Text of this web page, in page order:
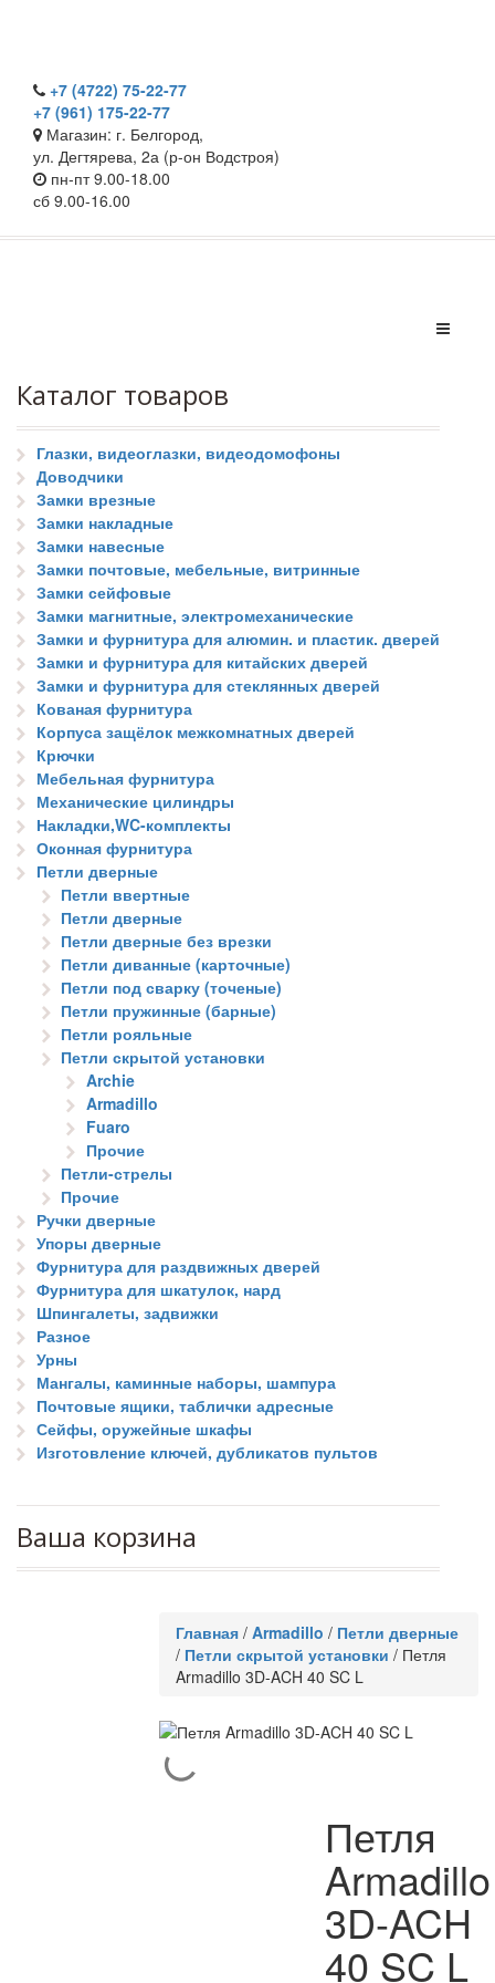
+7 (4722) 75-22-77
+7 (961) 175-22-77
Магазин: г. Белгород,
ул. Дегтярева, 2а (р-он Водстроя)
пн-пт 9.00-18.00
сб 9.00-16.00
Каталог товаров
Глазки, видеоглазки, видеодомофоны
Доводчики
Замки врезные
Замки накладные
Замки навесные
Замки почтовые, мебельные, витринные
Замки сейфовые
Замки магнитные, электромеханические
Замки и фурнитура для алюмин. и пластик. дверей
Замки и фурнитура для китайских дверей
Замки и фурнитура для стеклянных дверей
Кованая фурнитура
Корпуса защёлок межкомнатных дверей
Крючки
Мебельная фурнитура
Механические цилиндры
Накладки,WC-комплекты
Оконная фурнитура
Петли дверные
Петли ввертные
Петли дверные
Петли дверные без врезки
Петли диванные (карточные)
Петли под сварку (точеные)
Петли пружинные (барные)
Петли рояльные
Петли скрытой установки
Archie
Armadillo
Fuaro
Прочие
Петли-стрелы
Прочие
Ручки дверные
Упоры дверные
Фурнитура для раздвижных дверей
Фурнитура для шкатулок, нард
Шпингалеты, задвижки
Разное
Урны
Мангалы, каминные наборы, шампура
Почтовые ящики, таблички адресные
Сейфы, оружейные шкафы
Изготовление ключей, дубликатов пультов
Ваша корзина
Главная / Armadillo / Петли дверные
/ Петли скрытой установки / Петля
Armadillo 3D-ACH 40 SC L
Петля
Armadillo
3D-ACH
40 SC L